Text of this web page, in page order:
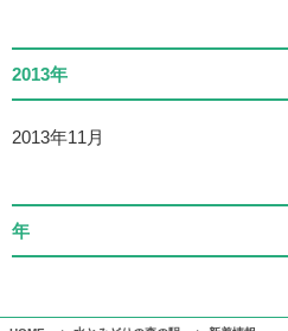
2013年
2013年11月
年